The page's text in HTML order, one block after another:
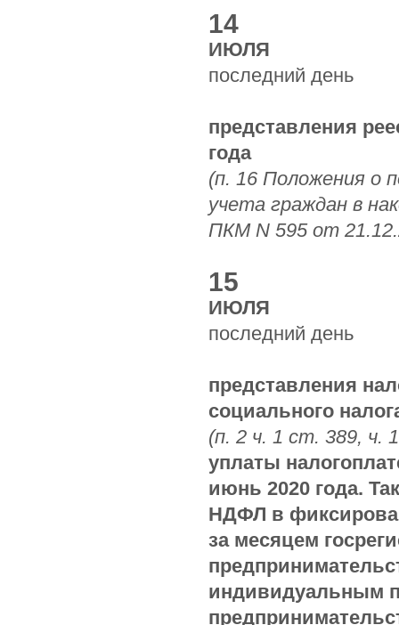
14
ИЮЛЯ
последний день
представления
года
(п. 16 Положения о
учета граждан в
ПКМ N 595 от
15
ИЮЛЯ
последний день
представления
социального
(п. 2 ч. 1 ст. 389, ч.
уплаты
июнь 2020 года.
НДФЛ в
за месяцем
индивидуальным